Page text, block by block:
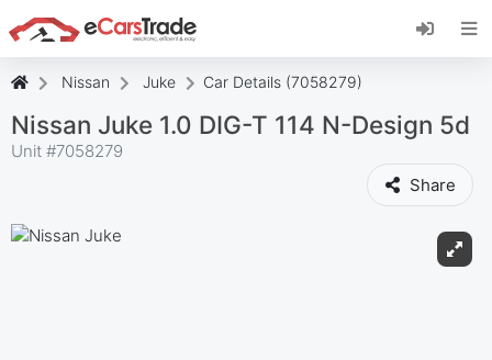
Installieren Sie die eCarsTrade-App, fügen Sie
sie zu Ihrem Startbildschirm hinzu und erhalten
Nissan Juke Car Details (7058279)
Nissan Juke 1.0 DIG-T 114 N-Design 5d
Unit #7058279
Share